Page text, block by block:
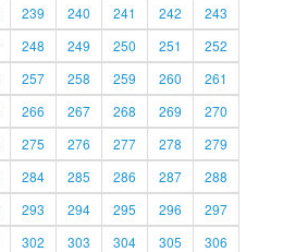
239 240 241 242
243
248 249 250 251
252
257 258 259 260
261
266 267 268 269
270
275 276 277 278
279
284 285 286 287
288
293 294 295 296
297
302 303 304 305
306